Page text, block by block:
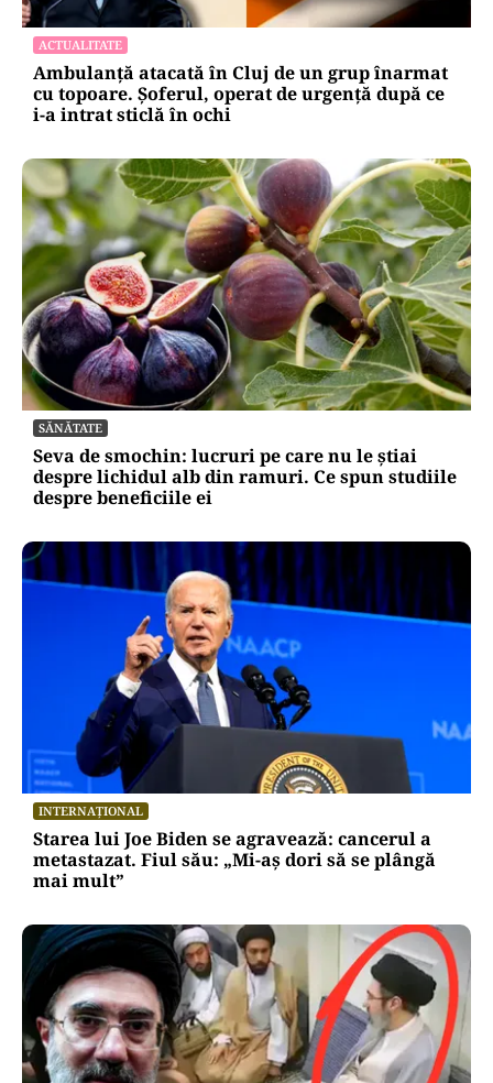
ACTUALITATE
Ambulanță atacată în Cluj de un grup înarmat
cu topoare. Șoferul, operat de urgență după ce
i-a intrat sticlă în ochi
SĂNĂTATE
Seva de smochin: lucruri pe care nu le știai
despre lichidul alb din ramuri. Ce spun studiile
despre beneficiile ei
INTERNAȚIONAL
Starea lui Joe Biden se agravează: cancerul a
metastazat. Fiul său: „Mi-aș dori să se plângă
mai mult”